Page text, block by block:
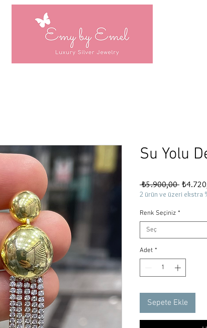
Su Yolu
₺5.900,00 Normal
Fiyat
2 ürün ve üzeri ekstra
Renk Seçiniz *
Seç
Adet *
Sepete Ekle